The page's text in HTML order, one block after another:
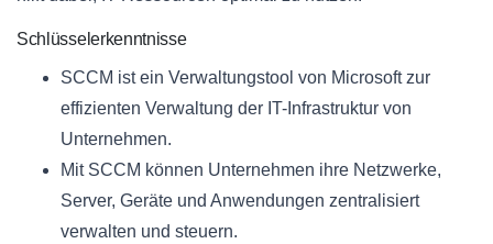
Schlüsselerkenntnisse
SCCM ist ein Verwaltungstool von Microsoft zur
effizienten Verwaltung der IT-Infrastruktur von
Unternehmen.
Mit SCCM können Unternehmen ihre Netzwerke,
Server, Geräte und Anwendungen zentralisiert
verwalten und steuern.